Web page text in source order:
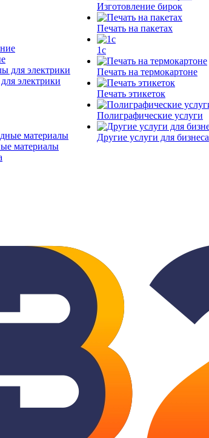
электрики
материалы
Изготовление бирок
Печать на пакетах
1c
Печать на термокартоне
Печать этикеток
Полиграфические услуги
Другие услуги для бизнеса